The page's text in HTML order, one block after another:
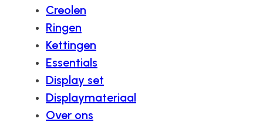
Creolen
Ringen
Kettingen
Essentials
Display set
Displaymateriaal
Over ons